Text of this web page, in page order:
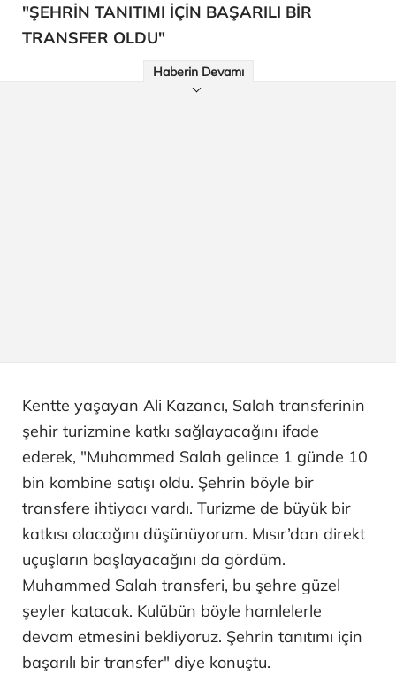
"ŞEHRİN TANITIMI İÇİN BAŞARILI BİR
TRANSFER OLDU"
Haberin Devamı
Kentte yaşayan Ali Kazancı, Salah transferinin
şehir turizmine katkı sağlayacağını ifade
ederek, "Muhammed Salah gelince 1 günde 10
bin kombine satışı oldu. Şehrin böyle bir
transfere ihtiyacı vardı. Turizme de büyük bir
katkısı olacağını düşünüyorum. Mısır’dan direkt
uçuşların başlayacağını da gördüm.
Muhammed Salah transferi, bu şehre güzel
şeyler katacak. Kulübün böyle hamlelerle
devam etmesini bekliyoruz. Şehrin tanıtımı için
başarılı bir transfer" diye konuştu.